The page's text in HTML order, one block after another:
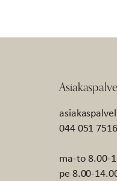
044 051 7516
ma-to 8.00-
pe 8.00-